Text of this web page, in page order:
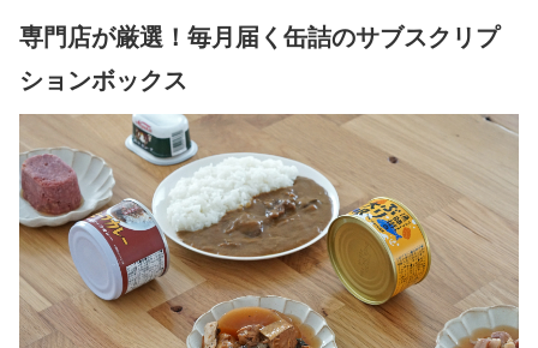
専門店が厳選！毎月届く缶詰のサブスクリプ
ションボックス